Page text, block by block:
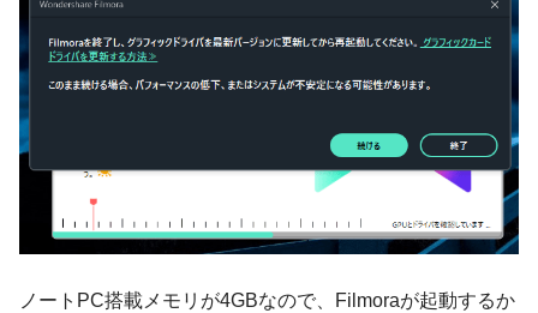
ノートPC搭載メモリが4GBなので、Filmoraが起動するか